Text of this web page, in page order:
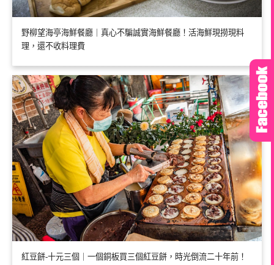
野柳望海亭海鮮餐廳｜真心不騙誠實海鮮餐廳！活海鮮現撈現料
理，還不收料理費
紅豆餅-十元三個｜一個銅板買三個紅豆餅，時光倒流二十年前！